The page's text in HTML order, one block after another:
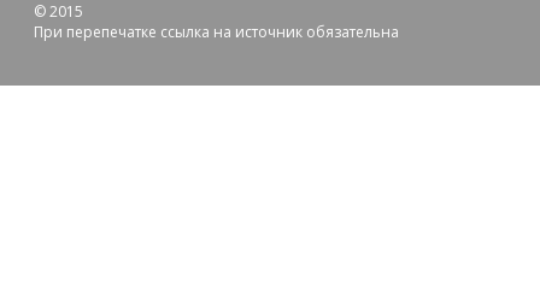
© 2015
При перепечатке ссылка на источник обязательна